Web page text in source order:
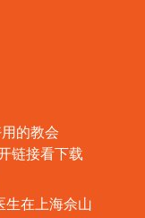
的教会
链接看下载
生在上海佘山